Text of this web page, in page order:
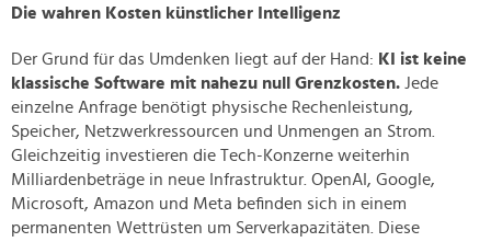
Die wahren Kosten künstlicher Intelligenz
Der Grund für das Umdenken liegt auf der Hand: KI ist keine
klassische Software mit nahezu null Grenzkosten. Jede
einzelne Anfrage benötigt physische Rechenleistung,
Speicher, Netzwerkressourcen und Unmengen an Strom.
Gleichzeitig investieren die Tech-Konzerne weiterhin
Milliardenbeträge in neue Infrastruktur. OpenAI, Google,
Microsoft, Amazon und Meta befinden sich in einem
permanenten Wettrüsten um Serverkapazitäten. Diese